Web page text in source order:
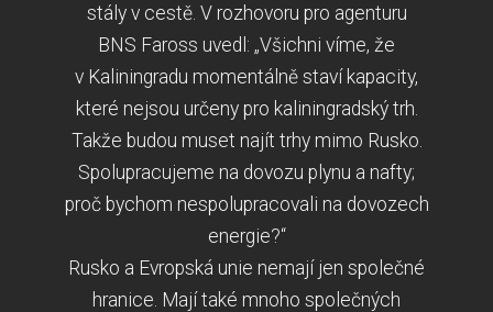
stály v cestě. V rozhovoru pro agenturu
BNS Faross uvedl: „Všichni víme, že
v Kaliningradu momentálně staví kapacity,
které nejsou určeny pro kaliningradský trh.
Takže budou muset najít trhy mimo Rusko.
Spolupracujeme na dovozu plynu a nafty;
proč bychom nespolupracovali na dovozech
energie?“
Rusko a Evropská unie nemají jen společné
hranice. Mají také mnoho společných